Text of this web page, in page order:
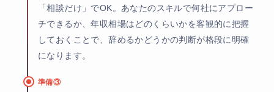
「相談だけ」でOK。あなたのスキルで何社にアプロー
チできるか、年収相場はどのくらいかを客観的に把握
しておくことで、辞めるかどうかの判断が格段に明確
になります。
準備③